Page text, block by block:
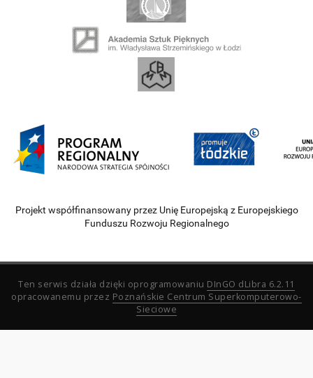
Projekt współfinansowany przez Unię Europejską z Europejskiego
Funduszu Rozwoju Regionalnego
Ten serwis działa dzięki oprogramowaniu DInGO dLibra 6.2.11
opracowanemu przez Poznańskie Centrum Superkomputerowo-
Sieciowe